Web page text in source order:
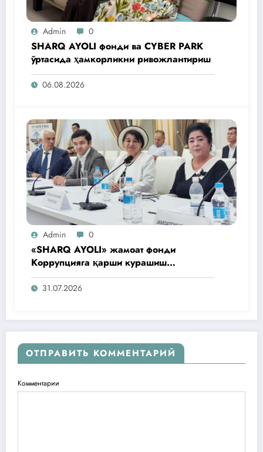
Admin 0
SHARQ AYOLI фонди ва CYBER PARK
ўртасида ҳамкорликни ривожлантириш
06.08.2026
Admin 0
«SHARQ AYOLI» жамоат фонди
Коррупцияга қарши курашиш
агентлигидаги жамоат эшитувида
ташаббусларини тақдим этди
31.07.2026
ОТПРАВИТЬ КОММЕНТАРИЙ
Комментарии